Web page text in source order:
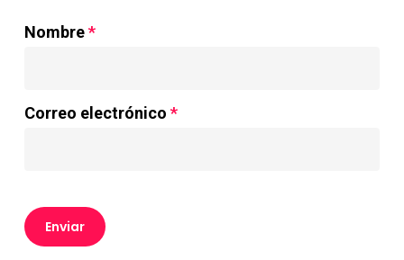
Nombre*
Correo electrónico *